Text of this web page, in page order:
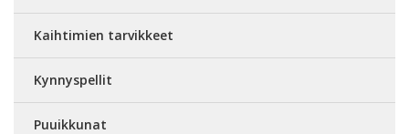
Kaihtimien tarvikkeet
Kynnyspellit
Puuikkunat